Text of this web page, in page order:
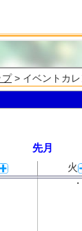
プ> イベントカレ
先月
火
・